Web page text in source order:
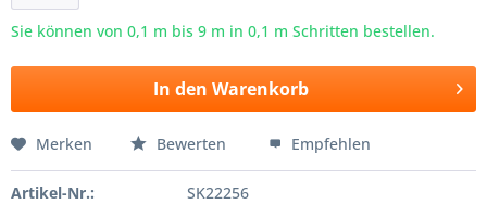
Sie können von 0,1 m bis 9 m in 0,1 m Schritten bestellen.
In den Warenkorb
Merken Bewerten Empfehlen
Artikel-Nr.: SK22256